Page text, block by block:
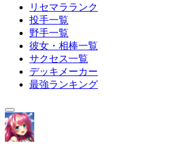
リセマラランク
投手一覧
野手一覧
彼女・相棒一覧
サクセス一覧
デッキメーカー
最強ランキング